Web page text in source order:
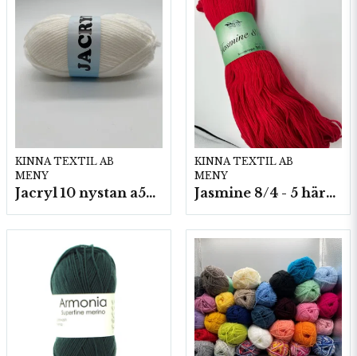
KINNA TEXTIL AB
MENY
Jacryl 10 nystan a50g./fp.
KINNA TEXTIL AB
MENY
Jasmine 8/4 - 5 härvor a200g./fp.